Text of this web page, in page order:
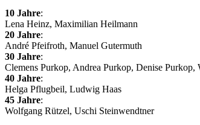
10 Jahre:
Lena Heinz, Maximilian Heilmann
20 Jahre:
André Pfeifroth, Manuel Gutermuth
30 Jahre:
Clemens Purkop, Andrea Purkop, Denise Purkop,
40 Jahre:
Helga Pflugbeil, Ludwig Haas
45 Jahre:
Wolfgang Rützel, Uschi Steinwendtner